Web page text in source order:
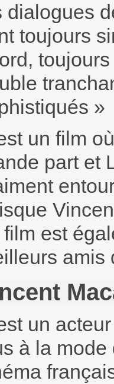
dialogues
toujours
»
un film
part et
film est
amis
un
à la mode